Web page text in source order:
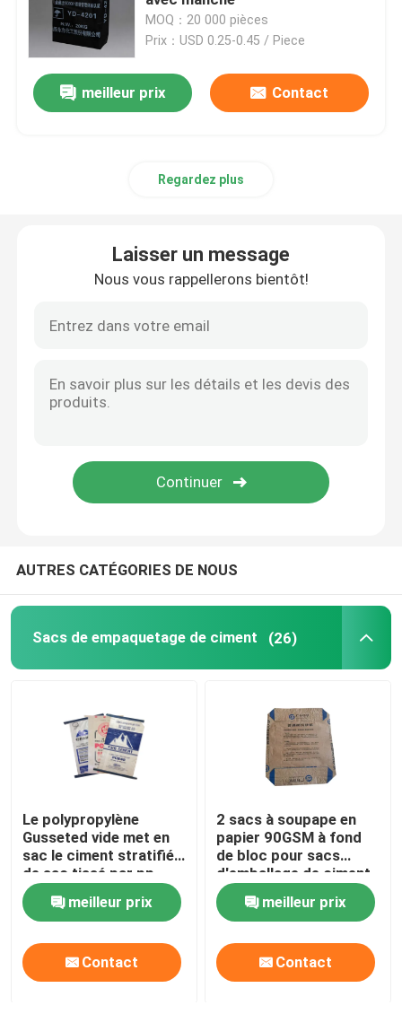
Sacs en papier de Multiwall
Sacs enormes de ciment
Sacs de empaquetage d'alimentation des animaux
Sac de emballage d'engrais
BOPP a stratifié les sacs tissés par pp
Sacs de soupapes en PE
EVA sac à fondue basse
MOQ：20 000 pièces
Prix：USD 0.25-0.45 / Piece
meilleur prix Contact
Regardez plus
Laisser un message
Nous vous rappellerons bientôt!
AUTRES CATÉGORIES DE NOUS
Sacs de empaquetage de ciment (26)
Le polypropylène
Gusseted vide met en
sac le ciment stratifié
de sac tissé par pp
meilleur prix
Contact
2 sacs à soupape en
papier 90GSM à fond
de bloc pour sacs
d'emballage de ciment
de 50 kg
meilleur prix
Contact